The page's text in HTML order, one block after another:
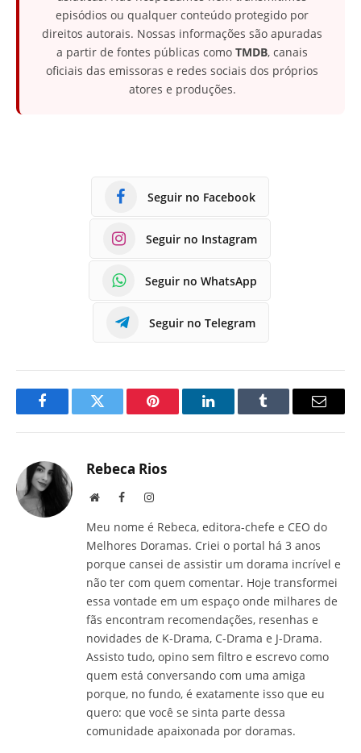
episódios ou qualquer conteúdo protegido por
direitos autorais. Nossas informações são apuradas
a partir de fontes públicas como TMDB, canais
oficiais das emissoras e redes sociais dos próprios
atores e produções.
Seguir no Facebook
Seguir no Instagram
Seguir no WhatsApp
Seguir no Telegram
FacebookTwitter Pinterest LinkedInTumblr
E-
Rebeca Rios
Site FacebookInstagram
Meu nome é Rebeca, editora-chefe e CEO do
Melhores Doramas. Criei o portal há 3 anos
porque cansei de assistir um dorama incrível e
não ter com quem comentar. Hoje transformei
essa vontade em um espaço onde milhares de
fãs encontram recomendações, resenhas e
novidades de K-Drama, C-Drama e J-Drama.
Assisto tudo, opino sem filtro e escrevo como
quem está conversando com uma amiga
porque, no fundo, é exatamente isso que eu
quero: que você se sinta parte dessa
comunidade apaixonada por doramas.